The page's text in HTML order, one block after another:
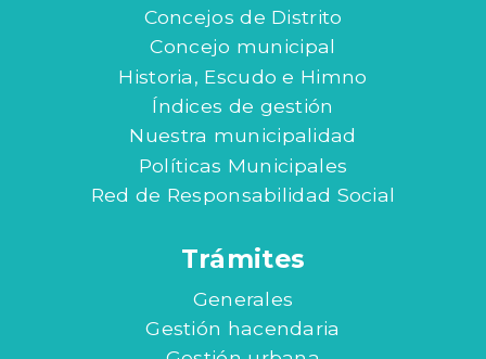
Concejos de Distrito
Concejo municipal
Historia, Escudo e Himno
Índices de gestión
Nuestra municipalidad
Políticas Municipales
Red de Responsabilidad Social
Trámites
Generales
Gestión hacendaria